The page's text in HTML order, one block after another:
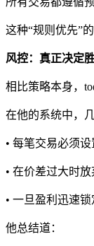
这种“规则优先”
风控：真正决定
相比策略本身，
在他的系统中，
• 每笔交易必须
• 在价差过大时
• 一旦盈利迅速
他总结道：